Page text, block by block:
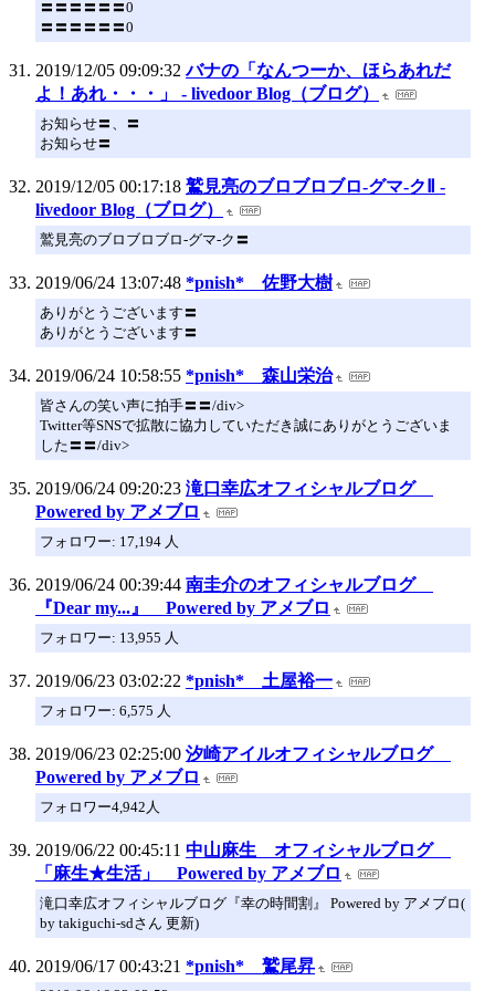
〓〓〓〓〓〓0
〓〓〓〓〓〓0
2019/12/05 09:09:32 バナの「なんつーか、ほらあれだ
よ！あれ・・・」 - livedoor Blog（ブログ）
お知らせ〓、〓
お知らせ〓
2019/12/05 00:17:18 鷲見亮のブロブロブロ-グマ-クⅡ -
livedoor Blog（ブログ）
鷲見亮のブロブロブロ-グマ-ク〓
2019/06/24 13:07:48 *pnish* 佐野大樹
ありがとうございます〓
ありがとうございます〓
2019/06/24 10:58:55 *pnish* 森山栄治
皆さんの笑い声に拍手〓〓/div>
Twitter等SNSで拡散に協力していただき誠にありがとうございま
した〓〓/div>
2019/06/24 09:20:23 滝口幸広オフィシャルブログ
Powered by アメブロ
フォロワー: 17,194 人
2019/06/24 00:39:44 南圭介のオフィシャルブログ
『Dear my...』 Powered by アメブロ
フォロワー: 13,955 人
2019/06/23 03:02:22 *pnish* 土屋裕一
フォロワー: 6,575 人
2019/06/23 02:25:00 汐崎アイルオフィシャルブログ
Powered by アメブロ
フォロワー4,942人
2019/06/22 00:45:11 中山麻生 オフィシャルブログ
「麻生★生活」 Powered by アメブロ
滝口幸広オフィシャルブログ『幸の時間割』 Powered by アメブロ(
by takiguchi-sdさん 更新)
2019/06/17 00:43:21 *pnish* 鷲尾昇